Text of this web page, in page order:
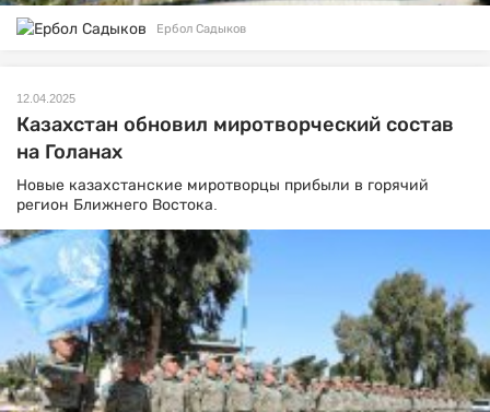
Ербол Садыков
12.04.2025
Казахстан обновил миротворческий состав
на Голанах
Новые казахстанские миротворцы прибыли в горячий
регион Ближнего Востока.